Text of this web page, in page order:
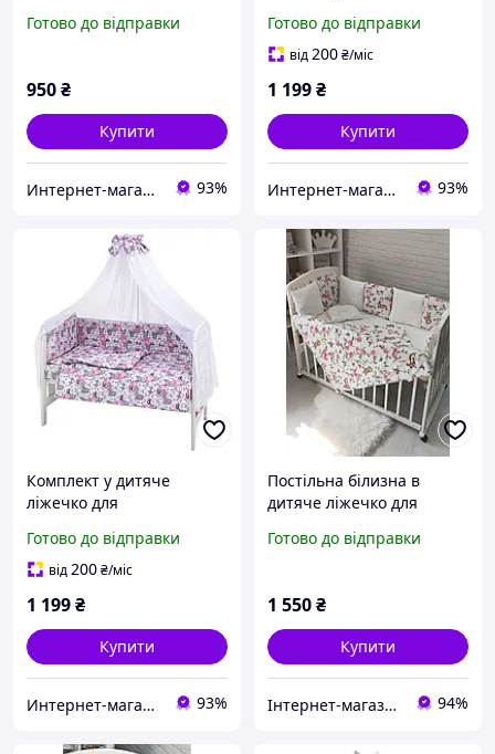
рік" зелений
Готово до відправки
950₴
Купити
Интернет-магазин "GLADYS" 93%
салатовий (ведмедик
лежить, бджілки)
Готово до відправки
від200₴/міс
1 199₴
Купити
Интернет-магазин "GLADYS" 93%
Комплект у дитяче
ліжечко для
сірий/рожевий (коти)
Готово до відправки
від200₴/міс
1 199₴
Купити
Интернет-магазин "GLADYS" 93%
Постільна білизна в
дитяче ліжечко для
сторони, комплект з
Готово до відправки
1 550₴
Купити
Інтернет-магазин "Gladyss" 94%